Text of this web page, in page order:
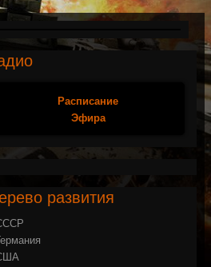
Расписание
Эфира
развития